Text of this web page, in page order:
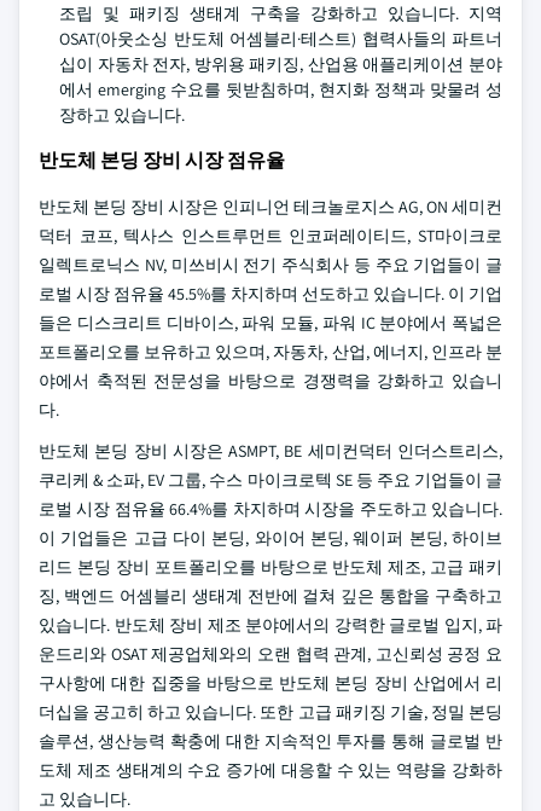
조립 및 패키징 생태계 구축을 강화하고 있습니다. 지역
OSAT(아웃소싱 반도체 어셈블리·테스트) 협력사들의 파트너
십이 자동차 전자, 방위용 패키징, 산업용 애플리케이션 분야
에서 emerging 수요를 뒷받침하며, 현지화 정책과 맞물려 성
장하고 있습니다.
반도체 본딩 장비 시장 점유율
반도체 본딩 장비 시장은 인피니언 테크놀로지스 AG, ON 세미컨
덕터 코프, 텍사스 인스트루먼트 인코퍼레이티드, ST마이크로
일렉트로닉스 NV, 미쓰비시 전기 주식회사 등 주요 기업들이 글
로벌 시장 점유율 45.5%를 차지하며 선도하고 있습니다. 이 기업
들은 디스크리트 디바이스, 파워 모듈, 파워 IC 분야에서 폭넓은
포트폴리오를 보유하고 있으며, 자동차, 산업, 에너지, 인프라 분
야에서 축적된 전문성을 바탕으로 경쟁력을 강화하고 있습니
다.
반도체 본딩 장비 시장은 ASMPT, BE 세미컨덕터 인더스트리스,
쿠리케 & 소파, EV 그룹, 수스 마이크로텍 SE 등 주요 기업들이 글
로벌 시장 점유율 66.4%를 차지하며 시장을 주도하고 있습니다.
이 기업들은 고급 다이 본딩, 와이어 본딩, 웨이퍼 본딩, 하이브
리드 본딩 장비 포트폴리오를 바탕으로 반도체 제조, 고급 패키
징, 백엔드 어셈블리 생태계 전반에 걸쳐 깊은 통합을 구축하고
있습니다. 반도체 장비 제조 분야에서의 강력한 글로벌 입지, 파
운드리와 OSAT 제공업체와의 오랜 협력 관계, 고신뢰성 공정 요
구사항에 대한 집중을 바탕으로 반도체 본딩 장비 산업에서 리
더십을 공고히 하고 있습니다. 또한 고급 패키징 기술, 정밀 본딩
솔루션, 생산능력 확충에 대한 지속적인 투자를 통해 글로벌 반
도체 제조 생태계의 수요 증가에 대응할 수 있는 역량을 강화하
고 있습니다.